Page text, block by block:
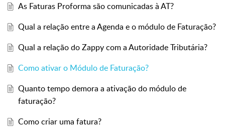
As Faturas Proforma são comunicadas à AT?
Qual a relação entre a Agenda e o módulo de Faturação?
Qual a relação do Zappy com a Autoridade Tributária?
Como ativar o Módulo de Faturação?
Quanto tempo demora a ativação do módulo de
faturação?
Como criar uma fatura?